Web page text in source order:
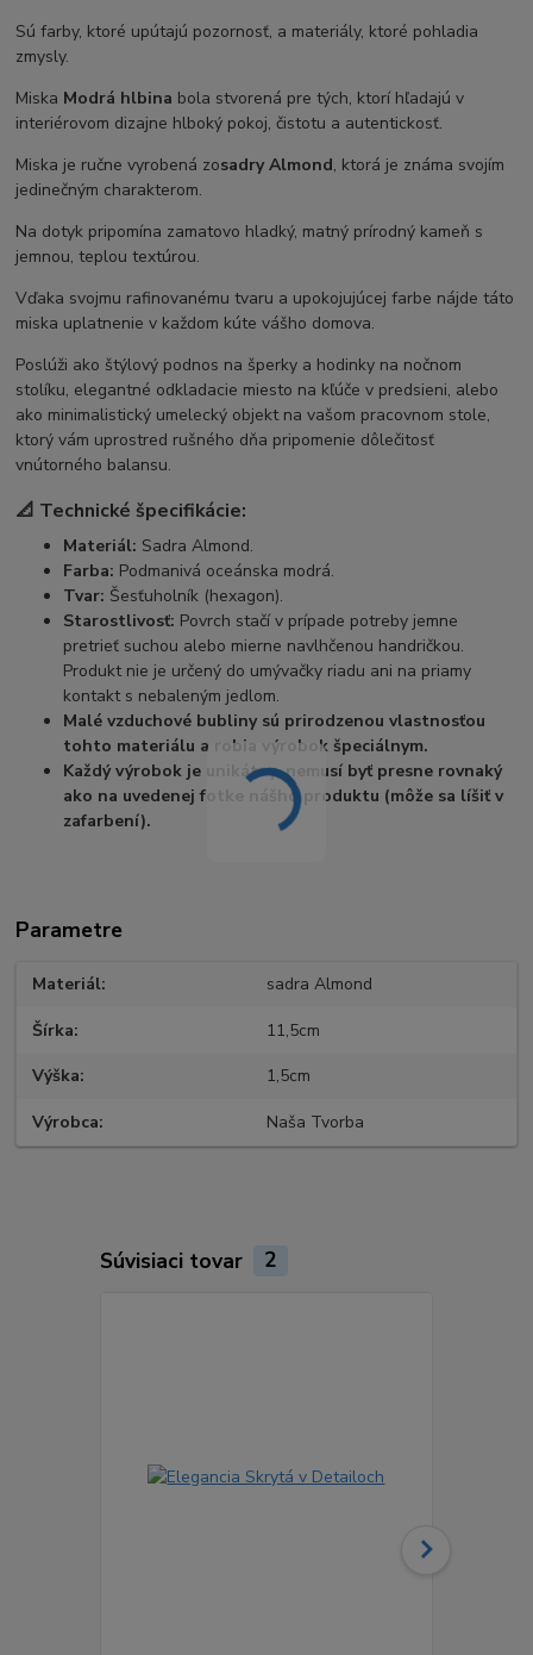
Sú farby, ktoré upútajú pozornosť, a materiály, ktoré pohladia
zmysly.
Miska Modrá hlbina bola stvorená pre tých, ktorí hľadajú v
interiérovom dizajne hlboký pokoj, čistotu a autentickosť.
Miska je ručne vyrobená zosadry Almond, ktorá je známa svojím
jedinečným charakterom.
Na dotyk pripomína zamatovo hladký, matný prírodný kameň s
jemnou, teplou textúrou.
Vďaka svojmu rafinovanému tvaru a upokojujúcej farbe nájde táto
miska uplatnenie v každom kúte vášho domova.
Poslúži ako štýlový podnos na šperky a hodinky na nočnom
stolíku, elegantné odkladacie miesto na kľúče v predsieni, alebo
ako minimalistický umelecký objekt na vašom pracovnom stole,
ktorý vám uprostred rušného dňa pripomenie dôlečitosť
vnútorného balansu.
📐 Technické špecifikácie:
Materiál: Sadra Almond.
Farba: Podmanivá oceánska modrá.
Tvar: Šesťuholník (hexagon).
Starostlivosť: Povrch stačí v prípade potreby jemne
pretrieť suchou alebo mierne navlhčenou handričkou.
Produkt nie je určený do umývačky riadu ani na priamy
kontakt s nebaleným jedlom.
Malé vzduchové bubliny sú prirodzenou vlastnosťou
tohto materiálu a robia výrobok špeciálnym.
Každý výrobok je unikátny, nemusí byť presne rovnaký
ako na uvedenej fotke nášho produktu (môže sa líšiť v
zafarbení).
Parametre
Materiál sadra Almond
Šírka 11,5cm
Výška 1,5cm
Výrobca Naša Tvorba
Súvisiaci tovar 2